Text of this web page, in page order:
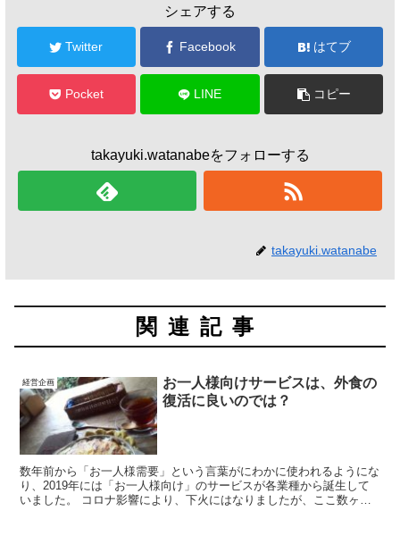
シェアする
Twitter Facebook はてブ
Pocket LINE コピー
takayuki.watanabeをフォローする
takayuki.watanabe
関連記事
経営企画
お一人様向けサービスは、外食の
復活に良いのでは？
数年前から「お一人様需要」という言葉がにわかに使われるようにな
り、2019年には「お一人様向け」のサービスが各業種から誕生して
いました。 コロナ影響により、下火にはなりましたが、ここ数ヶ月